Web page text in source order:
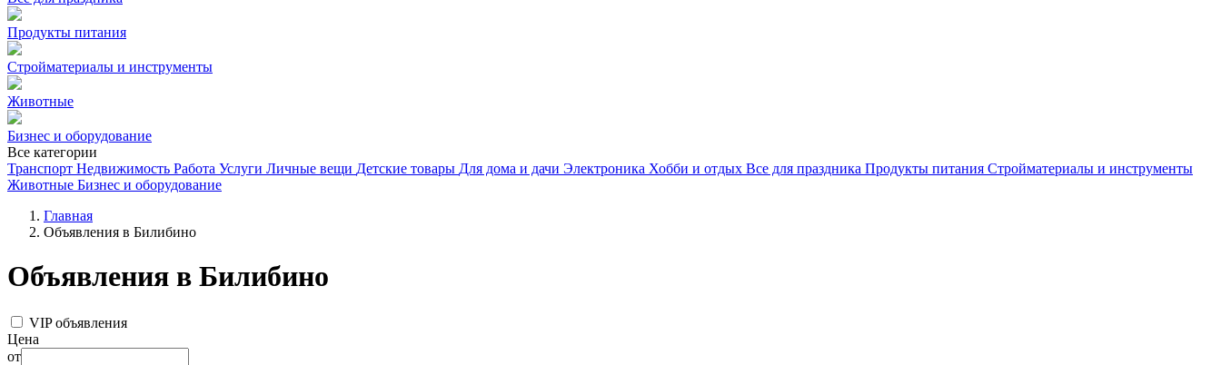
Продукты питания
Стройматериалы и инструменты
Животные
Бизнес и оборудование
Все категории
Транспорт Недвижимость Работа Услуги Личные вещи Детские товары Для дома и дачи Электроника Хобби и отдых Все для праздника Продукты питания Стройматериалы и инструменты
Животные Бизнес и оборудование
Главная
Объявления в Билибино
Объявления в Билибино
VIP объявления
Цена
от